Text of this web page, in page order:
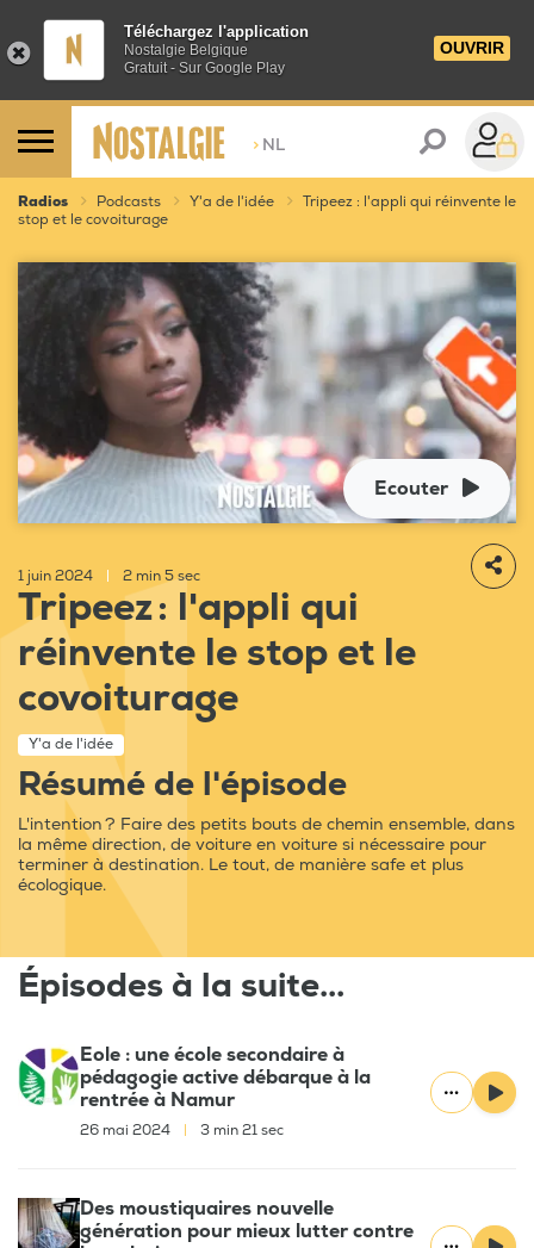
Téléchargez l'application
Nostalgie Belgique
Gratuit - Sur Google Play
OUVRIR
> NL
Radios Podcasts Y'a de l'idée
Tripeez : l'appli qui réinvente le
stop et le covoiturage
Ecouter
1 juin 2024 2 min 5 sec
Tripeez : l'appli qui
réinvente le stop et le
covoiturage
Y'a de l'idée
Résumé de l'épisode
L'intention ? Faire des petits bouts de chemin ensemble, dans
la même direction, de voiture en voiture si nécessaire pour
terminer à destination. Le tout, de manière safe et plus
écologique.
Épisodes à la suite...
Eole : une école secondaire à
pédagogie active débarque à la
rentrée à Namur
26 mai 2024 3 min 21 sec
Des moustiquaires nouvelle
génération pour mieux lutter contre